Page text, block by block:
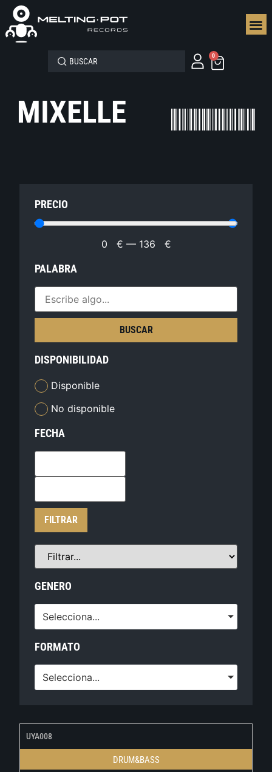
0
MIXELLE
PRECIO
0 € — 136 €
PALABRA
BUSCAR
DISPONIBILIDAD
Disponible
No disponible
FECHA
FILTRAR
GENERO
Selecciona...
FORMATO
Selecciona...
UYA008
DRUM&BASS